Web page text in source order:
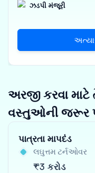
ઝડપી મંજૂરી
અરજી કરવા
વસ્તુઓની જરૂર
પાત્રતા માપદંડ
લઘુત્તમ ટર્નઓવર
₹3 કરોડ